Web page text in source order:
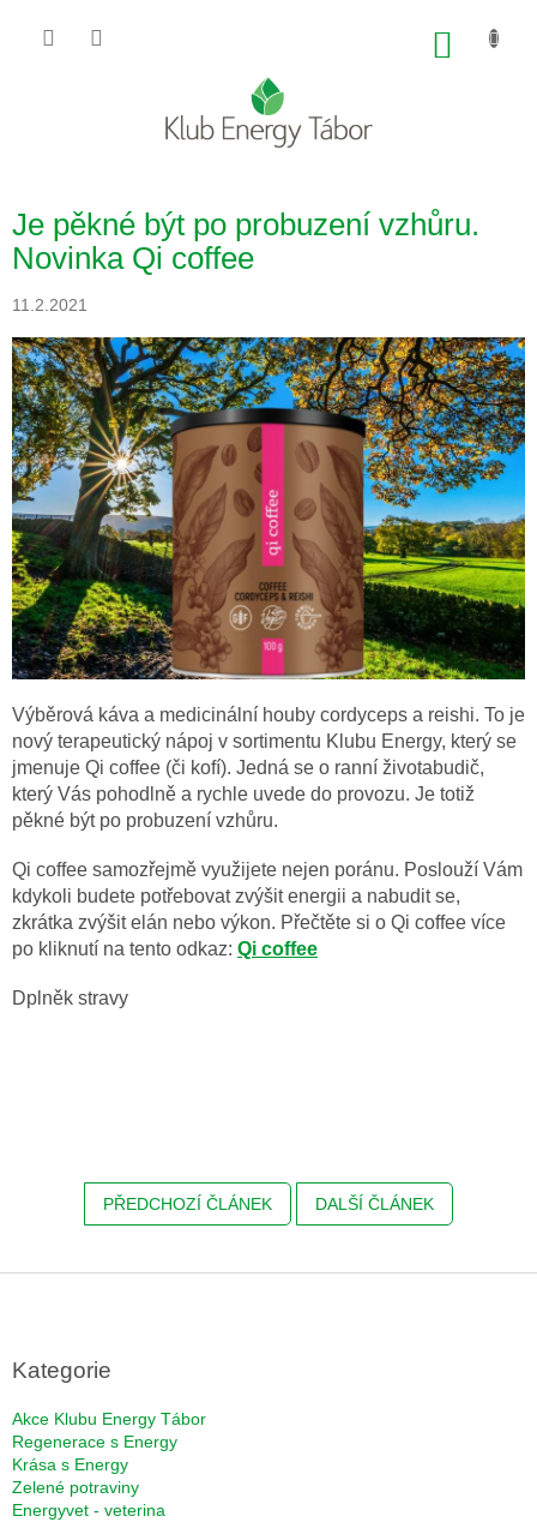
Je pěkné být po probuzení vzhůru.
Novinka Qi coffee
11.2.2021
Výběrová káva a medicinální houby cordyceps a reishi. To je
nový terapeutický nápoj v sortimentu Klubu Energy, který se
jmenuje Qi coffee (či kofí). Jedná se o ranní životabudič,
který Vás pohodlně a rychle uvede do provozu. Je totiž
pěkné být po probuzení vzhůru.
Qi coffee samozřejmě využijete nejen poránu. Poslouží Vám
kdykoli budete potřebovat zvýšit energii a nabudit se,
zkrátka zvýšit elán nebo výkon. Přečtěte si o Qi coffee více
po kliknutí na tento odkaz: Qi coffee
Dplněk stravy
PŘEDCHOZÍ ČLÁNEK DALŠÍ ČLÁNEK
Kategorie
Akce Klubu Energy Tábor
Regenerace s Energy
Krása s Energy
Zelené potraviny
Energyvet - veterina